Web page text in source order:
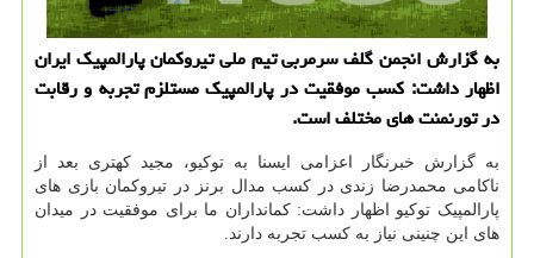
به گزارش انجمن گلف سرمربی تیم ملی تیروکمان پارالمپیک ایران
اظهار داشت: کسب موفقیت در پارالمپیک مستلزم تجربه و رقابت
در تورنمنت های مختلف است.
به گزارش خبرنگار اعزامی ایسنا به توکیو، مجید کهتری بعد از
ناکامی محمدرضا زندی در کسب مدال برنز در تیروکمان بازی های
پارالمپیک توکیو اظهار داشت: کمانداران ما برای موفقیت در میدان
های این چنینی نیاز به کسب تجربه دارند.